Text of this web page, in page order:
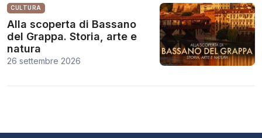
CULTURA
Alla scoperta di Bassano
del Grappa. Storia, arte e
natura
26 settembre 2026